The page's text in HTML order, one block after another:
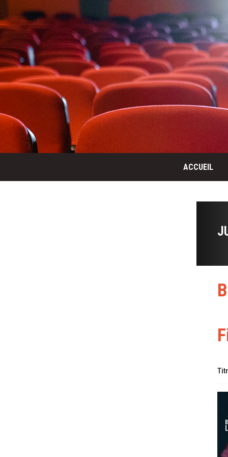
ACCUEIL